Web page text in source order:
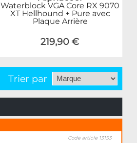
Waterblock VGA Core RX 9070
XT Hellhound + Pure avec
Plaque Arrière
219,90 €
Trier par
Code article 13153